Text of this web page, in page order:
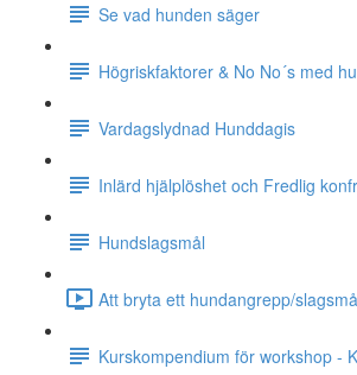
Se vad hunden säger
Högriskfaktorer & No No´s med
Vardagslydnad Hunddagis
Inlärd hjälplöshet och Fredlig
Hundslagsmål
Att bryta ett hundangrepp/
Kurskompendium för workshop -